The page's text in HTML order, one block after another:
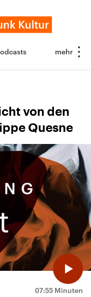
von den
Quesne
07:55 Minuten